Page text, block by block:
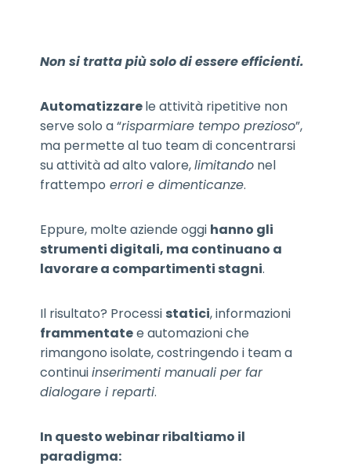
Non si tratta più solo di essere efficienti.
Automatizzarele attività ripetitive non
serve solo a “risparmiare tempo prezioso”,
ma permette al tuo team di concentrarsi
su attività ad alto valore,limitando nel
frattempo errori e dimenticanze.
Eppure, molte aziende oggi hanno gli
strumenti digitali, ma continuano a
lavorare a compartimenti stagni.
Il risultato? Processi statici, informazioni
frammentatee automazioni che
rimangono isolate, costringendo i team a
continuiinserimenti manuali per far
dialogare i reparti.
In questo webinar ribaltiamo il
paradigma: